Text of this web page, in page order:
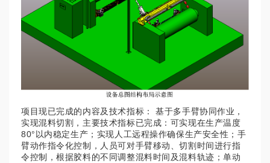
项目现已完成的内容及技术指标： 基于多手臂协同作业，
实现混料切割，主要技术指标已完成：可实现在生产温度
80°以内稳定生产；实现人工远程操作确保生产安全性；手
臂动作指令化控制，人员可对手臂移动、切割时间进行指
令控制，根据胶料的不同调整混料时间及混料轨迹；单动